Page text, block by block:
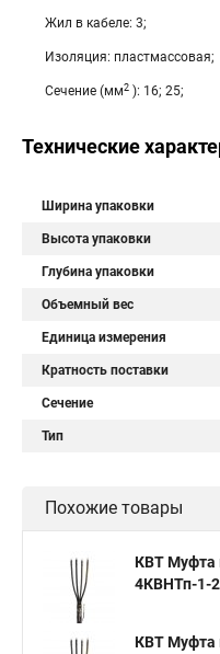
Жил в кабеле: 3;
Изоляция: пластмассовая;
Сечение (мм2 ): 16; 25;
Технические
Ширина упаковки
Высота упаковки
Глубина упаковки
Объемный вес
Единица измерения
Кратность поставки
Сечение
Тип
Похожие товары
КВТ Муфта
4КВНТп-1-
КВТ Муфта